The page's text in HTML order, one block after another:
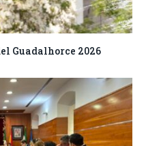
Guadalhorce 2026